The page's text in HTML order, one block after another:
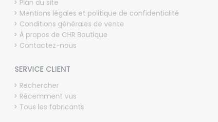
Plan du site
Mentions légales et politique de confidentialité
Conditions générales de vente
À propos de CHR Boutique
Contactez-nous
SERVICE CLIENT
Rechercher
Récemment vus
Tous les fabricants